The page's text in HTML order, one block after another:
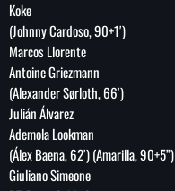
Koke
(Johnny Cardoso, 90+1′)
Marcos Llorente
Antoine Griezmann
(Alexander Sørloth, 66′)
Julián Álvarez
Ademola Lookman
(Álex Baena, 62′) (Amarilla, 90+5”)
Giuliano Simeone